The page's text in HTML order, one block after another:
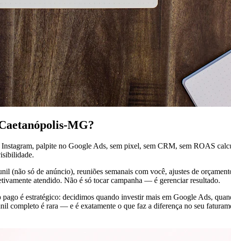
MG?
palpite no Google Ads, sem pixel, sem CRM, sem ROAS
(não só de anúncio), reuniões semanais com você, ajustes de
atendido. Não é só tocar campanha — é gerenciar resultado.
é estratégico: decidimos quando investir mais em Google Ads,
completo é rara — e é exatamente o que faz a diferença no seu